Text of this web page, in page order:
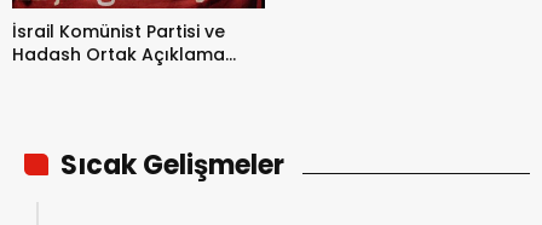
İsrail Komünist Partisi ve
Hadash Ortak Açıklama
Sıcak Gelişmeler